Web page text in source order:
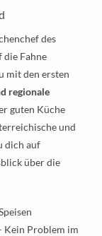
des
die Fahne
mit den ersten
regionale
guten Küche
und
dich auf
über die
Kein Problem im